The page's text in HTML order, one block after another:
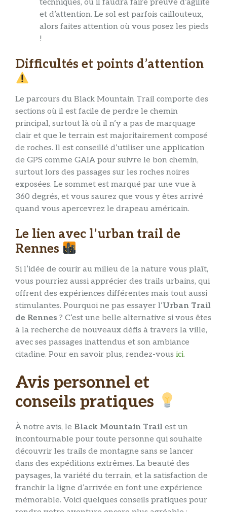
techniques, où il faudra faire preuve d’agilité
et d’attention. Le sol est parfois caillouteux,
alors faites attention où vous posez les pieds
!
Difficultés et points d’attention
Le parcours du Black Mountain Trail comporte des
sections où il est facile de perdre le chemin
principal, surtout là où il n’y a pas de marquage
clair et que le terrain est majoritairement composé
de roches. Il est conseillé d’utiliser une application
de GPS comme GAIA pour suivre le bon chemin,
surtout lors des passages sur les roches noires
exposées. Le sommet est marqué par une vue à
360 degrés, et vous saurez que vous y êtes arrivé
quand vous apercevrez le drapeau américain.
Le lien avec l’urban trail de
Rennes
Si l’idée de courir au milieu de la nature vous plaît,
vous pourriez aussi apprécier des trails urbains, qui
offrent des expériences différentes mais tout aussi
stimulantes. Pourquoi ne pas essayer l’Urban Trail
de Rennes ? C’est une belle alternative si vous êtes
à la recherche de nouveaux défis à travers la ville,
avec ses passages inattendus et son ambiance
citadine. Pour en savoir plus, rendez-vous ici.
Avis personnel et
conseils pratiques
À notre avis, le Black Mountain Trail est un
incontournable pour toute personne qui souhaite
découvrir les trails de montagne sans se lancer
dans des expéditions extrêmes. La beauté des
paysages, la variété du terrain, et la satisfaction de
franchir la ligne d’arrivée en font une expérience
mémorable. Voici quelques conseils pratiques pour